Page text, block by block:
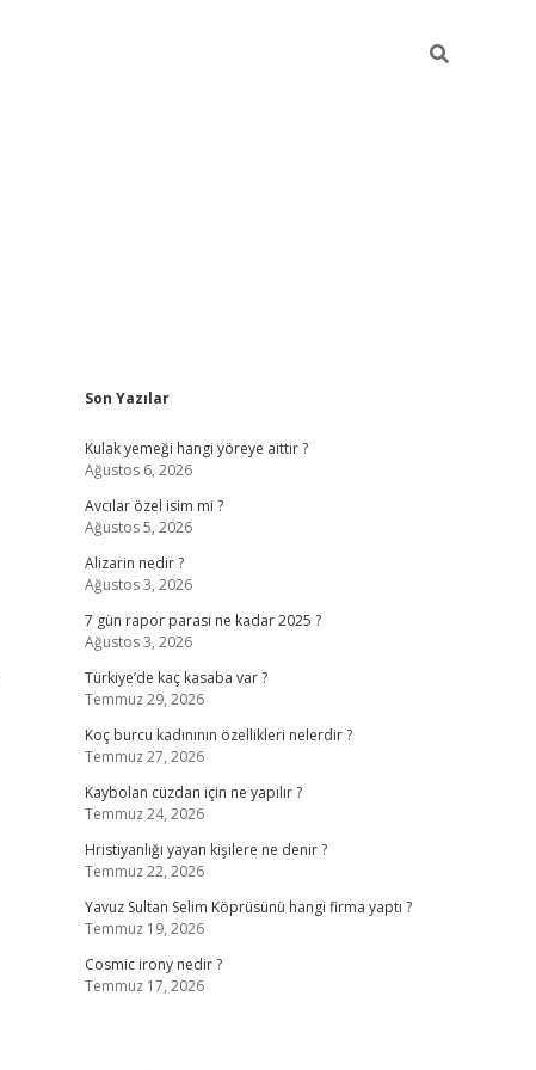
Sidebar
Son Yazılar
Kulak yemeği hangi yöreye aittir ?
Ağustos 6, 2026
Avcılar özel isim mi ?
Ağustos 5, 2026
Alizarin nedir ?
Ağustos 3, 2026
7 gün rapor parası ne kadar 2025 ?
Ağustos 3, 2026
Türkiye’de kaç kasaba var ?
Temmuz 29, 2026
Koç burcu kadınının özellikleri nelerdir ?
Temmuz 27, 2026
Kaybolan cüzdan için ne yapılır ?
Temmuz 24, 2026
Hristiyanlığı yayan kişilere ne denir ?
Temmuz 22, 2026
Yavuz Sultan Selim Köprüsünü hangi firma yaptı ?
Temmuz 19, 2026
Cosmic irony nedir ?
Temmuz 17, 2026